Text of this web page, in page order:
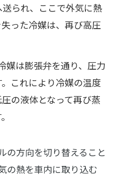
送られ、ここで外気に熱
った冷媒は、再び高圧
媒は膨張弁を通り、圧力
これにより冷媒の温度
の液体となって再び蒸
の方向を切り替えること
の熱を車内に取り込む